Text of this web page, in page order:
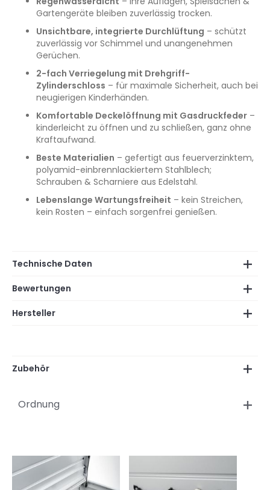
Gartengeräte bleiben zuverlässig trocken.
Unsichtbare, integrierte Durchlüftung – schützt
zuverlässig vor Schimmel und unangenehmen
Gerüchen.
2-fach Verriegelung mit Drehgriff-
Zylinderschloss – für maximale Sicherheit, auch bei
neugierigen Kinderhänden.
Komfortable Deckelöffnung mit Gasdruckfeder –
kinderleicht zu öffnen und zu schließen, ganz ohne
Kraftaufwand.
Beste Materialien – gefertigt aus feuerverzinktem,
polyamid-einbrennlackiertem Stahlblech;
Schrauben & Scharniere aus Edelstahl.
Lebenslange Wartungsfreiheit – kein Streichen,
kein Rosten – einfach sorgenfrei genießen.
Technische Daten
Bewertungen
Hersteller
Zubehör
Ordnung